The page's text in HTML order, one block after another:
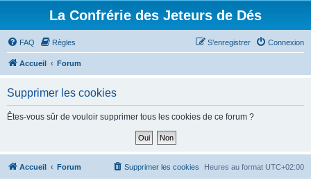
La Confrérie des Jeteurs de Dés
FAQ Règles Connexion
S’enregistrer
Accueil Forum
Supprimer les cookies
Êtes-vous sûr de vouloir supprimer tous les cookies de ce forum ?
Accueil Forum Heures au format UTC+02:00
Supprimer les cookies